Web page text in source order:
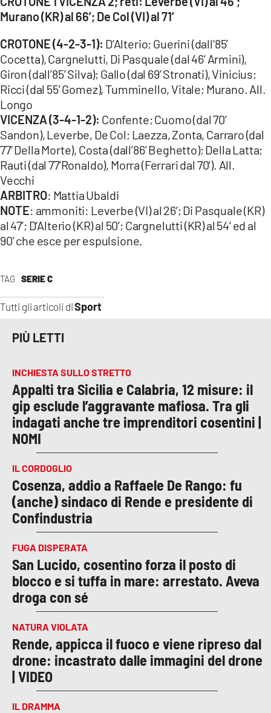
TAG SERIE C
Tutti gli articoli diSport
Murano (KR) al 66’; De Col (VI) al 71’
CROTONE (4-2-3-1): D’Alterio; Guerini (dall’85’
Cocetta), Cargnelutti, Di Pasquale (dal 46’ Armini),
Giron (dall’85’ Silva); Gallo (dal 69’ Stronati), Vinicius;
Ricci (dal 55’ Gomez), Tumminello, Vitale; Murano. All.
Longo
VICENZA (3-4-1-2): Confente; Cuomo (dal 70’
Sandon), Leverbe, De Col; Laezza, Zonta, Carraro (dal
77’ Della Morte), Costa (dall’86’ Beghetto); Della Latta;
Rauti (dal 77’Ronaldo), Morra (Ferrari dal 70’). All.
Vecchi
ARBITRO: Mattia Ubaldi
NOTE: ammoniti: Leverbe (VI) al 26’; Di Pasquale (KR)
al 47’; D’Alterio (KR) al 50’; Cargnelutti (KR) al 54’ ed al
90’ che esce per espulsione.
PIÙ LETTI
INCHIESTA SULLO STRETTO
Appalti tra Sicilia e Calabria, 12 misure: il
gip esclude l’aggravante mafiosa. Tra gli
indagati anche tre imprenditori cosentini |
NOMI
IL CORDOGLIO
Cosenza, addio a Raffaele De Rango: fu
(anche) sindaco di Rende e presidente di
Confindustria
FUGA DISPERATA
San Lucido, cosentino forza il posto di
blocco e si tuffa in mare: arrestato. Aveva
droga con sé
NATURA VIOLATA
Rende, appicca il fuoco e viene ripreso dal
drone: incastrato dalle immagini del drone
| VIDEO
IL DRAMMA